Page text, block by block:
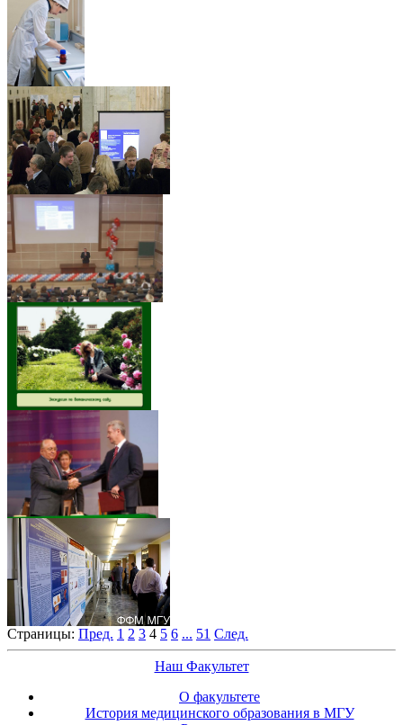
Страницы: Пред. 1 2 3 4 5 6 ... 51 След.
Наш Факультет
О факультете
История медицинского образования в МГУ